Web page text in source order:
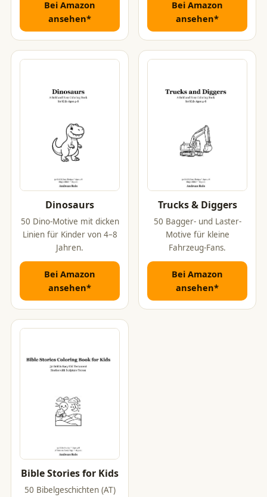
Bei Amazon
ansehen*
Bei Amazon
ansehen*
Dinosaurs
50 Dino-Motive mit dicken
Linien für Kinder von 4–8
Jahren.
Bei Amazon
ansehen*
Trucks & Diggers
50 Bagger- und Laster-
Motive für kleine
Fahrzeug-Fans.
Bei Amazon
ansehen*
Bible Stories for Kids
50 Bibelgeschichten (AT)